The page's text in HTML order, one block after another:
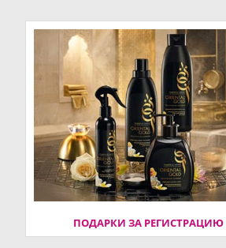
ПОДАРКИ ЗА РЕГИСТРАЦИЮ